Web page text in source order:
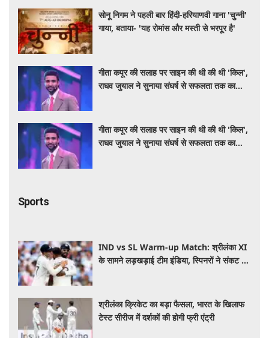
सोनू निगम ने पहली बार हिंदी-हरियाणवी गाना 'चुन्नी'
गाया, बताया- 'यह रोमांस और मस्ती से भरपूर है'
गीता कपूर की सलाह पर साइन की थी की थी 'किल',
राघव जुयाल ने सुनाया संघर्ष से सफलता तक का
गीता कपूर की सलाह पर साइन की थी की थी 'किल',
राघव जुयाल ने सुनाया संघर्ष से सफलता तक का
Sports
IND vs SL Warm-up Match: श्रीलंका XI
के सामने लड़खड़ाई टीम इंडिया, स्पिनरों ने संकट में
श्रीलंका क्रिकेट का बड़ा फैसला, भारत के खिलाफ
टेस्ट सीरीज में दर्शकों की होगी फ्री एंट्री